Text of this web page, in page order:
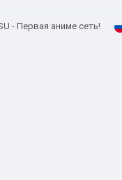
- Первая аниме сеть!